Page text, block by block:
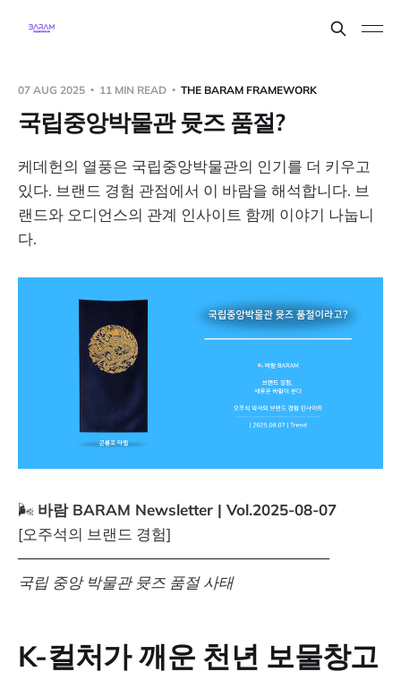
07 AUG 2025 11 MIN READ THE BARAM FRAMEWORK
국립중앙박물관 뮷즈 품절?
케데헌의 열풍은 국립중앙박물관의 인기를 더 키우고
있다. 브랜드 경험 관점에서 이 바람을 해석합니다. 브
랜드와 오디언스의 관계 인사이트 함께 이야기 나눕니
다.
🌬️ 바람 BARAM Newsletter | Vol.2025-08-07
[오주석의 브랜드 경험]
─────────────────────────────
국립 중앙 박물관 뮷즈 품절 사태
K-컬처가 깨운 천년 보물창고